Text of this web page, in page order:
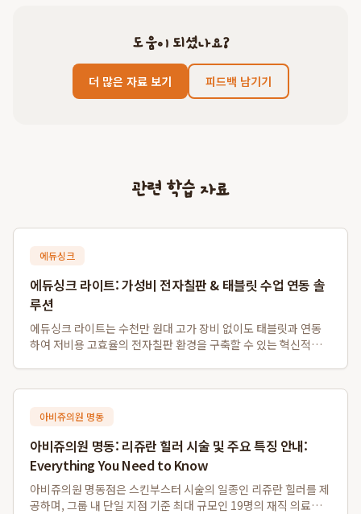
도움이 되셨나요?
더 많은 자료 보기 피드백 남기기
관련 학습 자료
에듀싱크
에듀싱크 라이트: 가성비 전자칠판 & 태블릿 수업 연동 솔
루션
에듀싱크 라이트는 수천만 원대 고가 장비 없이도 태블릿과 연동
하여 저비용 고효율의 전자칠판 환경을 구축할 수 있는 혁신적인
서 자동 저장 및 학생 자료 배포...
아비쥬의원 명동
아비쥬의원 명동: 리쥬란 힐러 시술 및 주요 특징 안내:
Everything You Need to Know
아비쥬의원 명동점은 스킨부스터 시술의 일종인 리쥬란 힐러를 제
공하며, 그룹 내 단일 지점 기준 최대 규모인 19명의 재직 의료진